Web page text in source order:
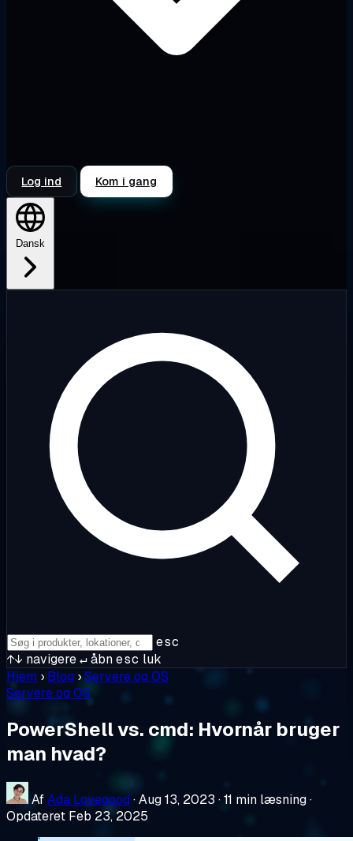
Log ind Kom i gang
Dansk
esc
↑↓ navigere↵åbnesc luk
Hjem › Blog ›Servere og OS
Servere og OS
PowerShell vs. cmd: Hvornår bruger
man hvad?
AfAda Lovegood ·Aug 13, 2023 ·11 min læsning·
Opdateret Feb 23, 2025